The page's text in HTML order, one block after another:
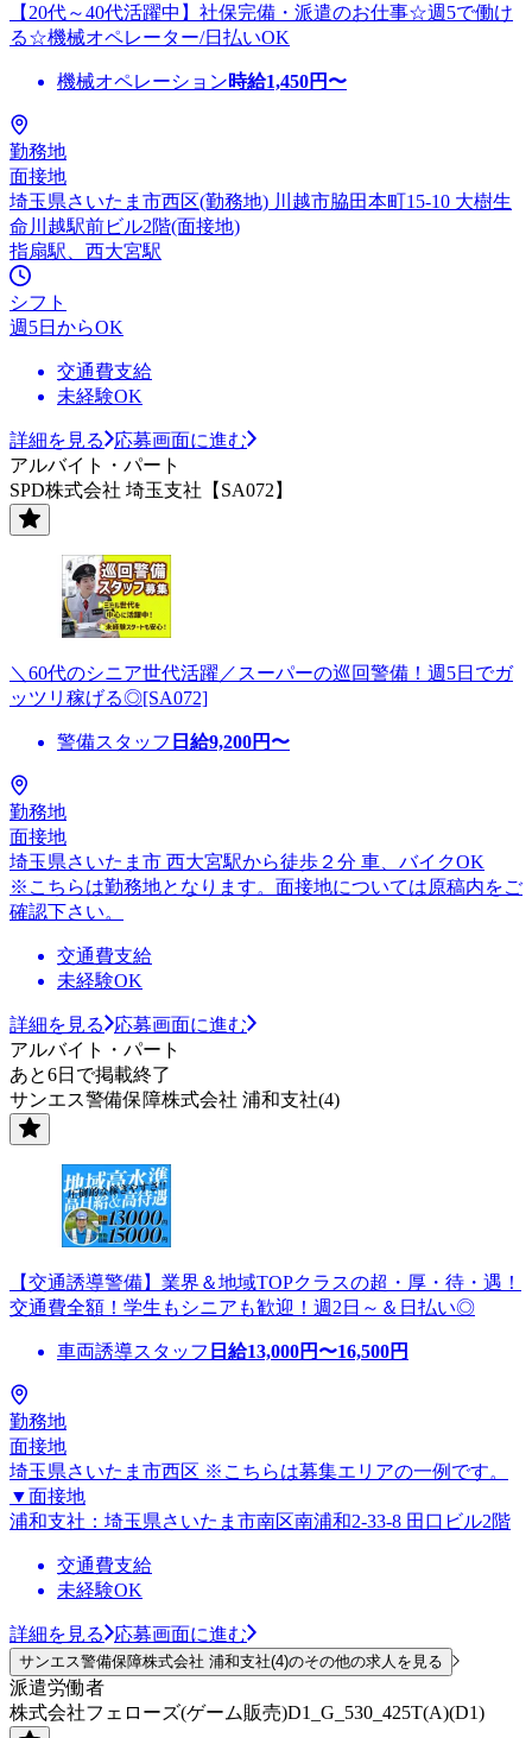
【20代～40代活躍中】社保完備・派遣のお仕事☆週5で働け
る☆機械オペレーター/日払いOK
機械オペレーション時給1,450円〜
勤務地
面接地
埼玉県さいたま市西区(勤務地) 川越市脇田本町15-10 大樹生
命川越駅前ビル2階(面接地)
指扇駅、西大宮駅
シフト
週5日からOK
交通費支給
未経験OK
詳細を見る
応募画面に進む
アルバイト・パート
SPD株式会社 埼玉支社【SA072】
＼60代のシニア世代活躍／スーパーの巡回警備！週5日でガ
ッツリ稼げる◎[SA072]
警備スタッフ 日給9,200円〜
勤務地
面接地
埼玉県さいたま市 西大宮駅から徒歩２分 車、バイクOK
※こちらは勤務地となります。面接地については原稿内をご
確認下さい。
交通費支給
未経験OK
詳細を見る
応募画面に進む
アルバイト・パート
あと6日で掲載終了
サンエス警備保障株式会社 浦和支社(4)
【交通誘導警備】業界＆地域TOPクラスの超・厚・待・遇！
交通費全額！学生もシニアも歓迎！週2日～＆日払い◎
車両誘導スタッフ 日給13,000円〜16,500円
勤務地
面接地
埼玉県さいたま市西区 ※こちらは募集エリアの一例です。
▼面接地
浦和支社：埼玉県さいたま市南区南浦和2-33-8 田口ビル2階
交通費支給
未経験OK
詳細を見る 応募画面に進む
サンエス警備保障株式会社 浦和支社(4)のその他の求人を見る
派遣労働者
株式会社フェローズ(ゲーム販売)D1_G_530_425T(A)(D1)